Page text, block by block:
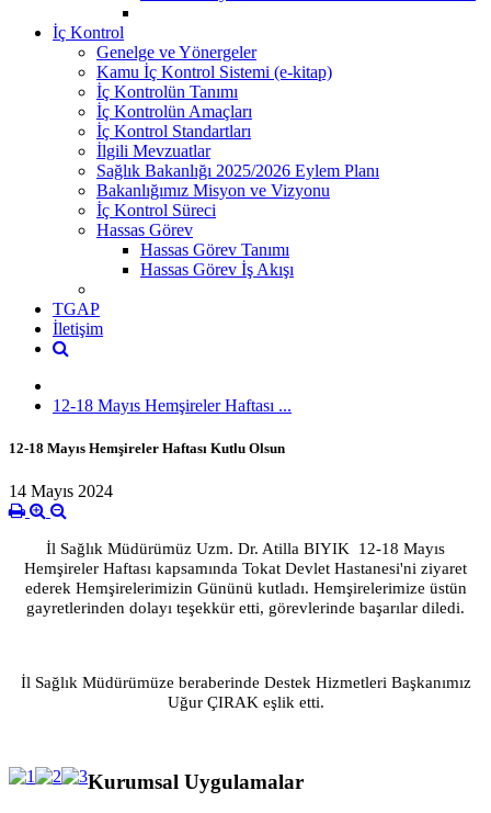
İç Kontrol
Genelge ve Yönergeler
Kamu İç Kontrol Sistemi (e-kitap)
İç Kontrolün Tanımı
İç Kontrolün Amaçları
İç Kontrol Standartları
İlgili Mevzuatlar
Sağlık Bakanlığı 2025/2026 Eylem Planı
Bakanlığımız Misyon ve Vizyonu
İç Kontrol Süreci
Hassas Görev
Hassas Görev Tanımı
Hassas Görev İş Akışı
TGAP
İletişim
12-18 Mayıs Hemşireler Haftası ...
12-18 Mayıs Hemşireler Haftası Kutlu Olsun
14 Mayıs 2024
İl Sağlık Müdürümüz Uzm. Dr. Atilla BIYIK 12-18 Mayıs
Hemşireler Haftası kapsamında Tokat Devlet Hastanesi'ni ziyaret
ederek Hemşirelerimizin Gününü kutladı. Hemşirelerimize üstün
gayretlerinden dolayı teşekkür etti, görevlerinde başarılar diledi.
İl Sağlık Müdürümüze beraberinde Destek Hizmetleri Başkanımız
Uğur ÇIRAK eşlik etti.
Kurumsal Uygulamalar